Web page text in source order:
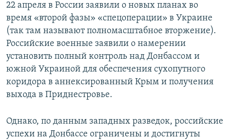
22 апреля в России заявили о новых планах во
время «второй фазы» «спецоперации» в Украине
(так там называют полномасштабное вторжение).
Российские военные заявили о намерении
установить полный контроль над Донбассом и
южной Украиной для обеспечения сухопутного
коридора в аннексированный Крым и получения
выхода в Приднестровье.
Однако, по данным западных разведок, российские
успехи на Донбассе ограничены и достигнуты